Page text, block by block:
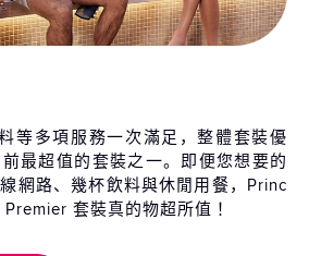
等多項服務一次滿足，整體套裝優
最超值的套裝之一。即便您想要的
網路、幾杯飲料與休閒用餐，Princ
套裝真的物超所值！